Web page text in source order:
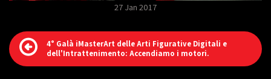
27 Jan 2017
4° Galà iMasterArt delle Arti Figurative Digitali e
dell'Intrattenimento: Accendiamo i motori.